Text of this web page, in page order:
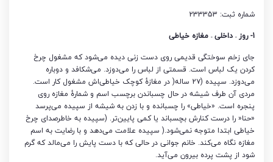
شماره ثبت: 233353
1- روز – داخلی – مغازه خیاطی
جای زخم سوختگی قدیمی روی دست زنی دیده می‌شود که مشغول چرخ
کردن یک لباس است. قسمتی از لباس را می‌دوزد. می‌شکافد و دوباره
می‌دوزد. سپیده (2۷ ساله( در مغازۀ کوچک خیاطی‌اش مشغول کار است.
مردی آن طرف شیشه در حال چسباندن برچسب اسم و شمارۀ مغازه روی
پنجره است. «خیاطی» را چسبانده و با زدن به شیشه از سپیده می‌پرسد
«حنا« را درست کنارش بچسباند یا کمی پایین‌تر. (سپیده به خاطرصدای چرخ
خیاطی ابتدا متوجه نمی‌شود.( سپیده علامت می‌دهد و با رضایت به اسم
مغازه نگاه می‌کند. خانم جوانی در حالی که با دست پایش را می‌مالد که گرم
شود از پشت پرده بیرون می‌آید.